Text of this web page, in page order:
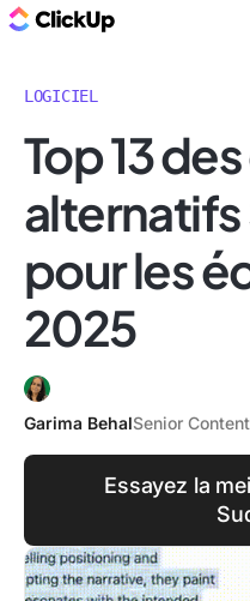
LOGICIEL
Top 13
pour les
2025
Garima BehalSenior
Essayez la